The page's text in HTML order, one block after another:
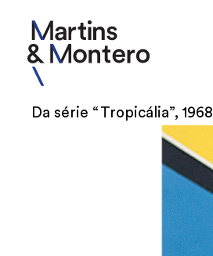
Da série “Tropicália”, 1968